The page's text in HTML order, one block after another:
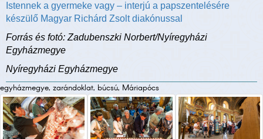
Istennek a gyermeke vagy – interjú a papszentelésére
készülő Magyar Richárd Zsolt diakónussal
Forrás és fotó: Zadubenszki Norbert/Nyíregyházi
Egyházmegye
Nyíregyházi Egyházmegye
egyházmegye, zarándoklat, búcsú, Máriapócs